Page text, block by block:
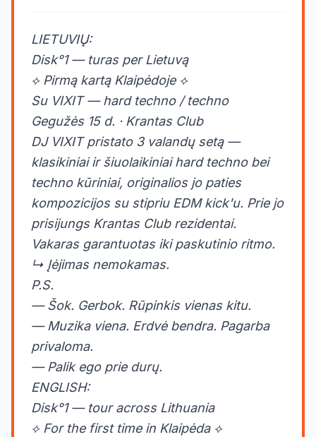
LIETUVIŲ:
Disk°1 — turas per Lietuvą
⟡ Pirmą kartą Klaipėdoje ⟡
Su VIXIT — hard techno / techno
Gegužės 15 d. · Krantas Club
DJ VIXIT pristato 3 valandų setą —
klasikiniai ir šiuolaikiniai hard techno bei
techno kūriniai, originalios jo paties
kompozicijos su stipriu EDM kick'u. Prie jo
prisijungs Krantas Club rezidentai.
Vakaras garantuotas iki paskutinio ritmo.
↳ Įėjimas nemokamas.
P.S.
— Šok. Gerbok. Rūpinkis vienas kitu.
— Muzika viena. Erdvė bendra. Pagarba
privaloma.
— Palik ego prie durų.
ENGLISH:
Disk°1 — tour across Lithuania
⟡ For the first time in Klaipėda ⟡